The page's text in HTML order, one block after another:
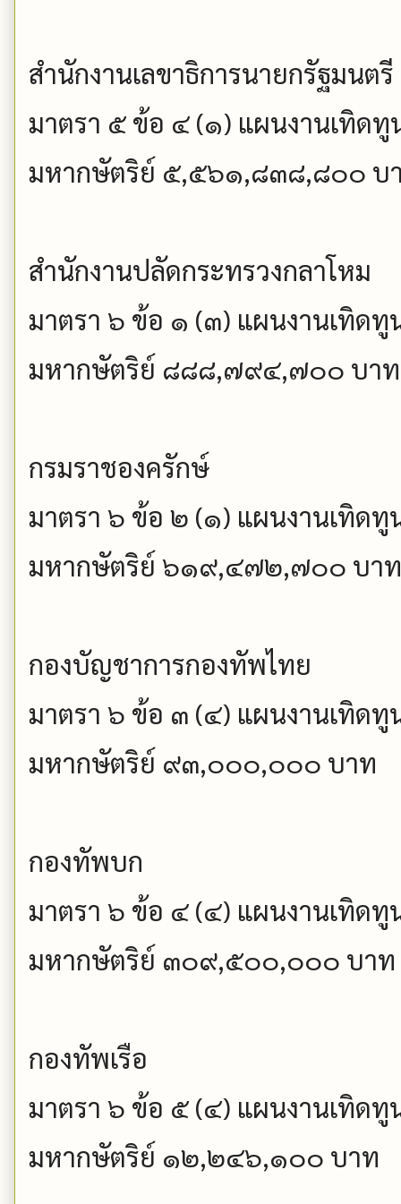
สำนักงานเลขาธิการนายกรัฐมนตรี
มาตรา ๕ ข้อ ๔ (๑) แผนงานเทิด
มหากษัตริย์ ๕,๕๖๑,๘๓๘,๘๐๐ บ
สำนักงานปลัดกระทรวงกลาโหม
มาตรา ๖ ข้อ ๑ (๓) แผนงานเทิด
มหากษัตริย์ ๘๘๘,๗๙๔,๗๐๐ บาท
กรมราชองครักษ์
มาตรา ๖ ข้อ ๒ (๑) แผนงานเทิด
มหากษัตริย์ ๖๑๙,๔๗๒,๗๐๐ บาท
กองบัญชาการกองทัพไทย
มาตรา ๖ ข้อ ๓ (๔) แผนงานเทิด
มหากษัตริย์ ๙๓,๐๐๐,๐๐๐ บาท
กองทัพบก
มาตรา ๖ ข้อ ๔ (๔) แผนงานเทิด
มหากษัตริย์ ๓๐๙,๕๐๐,๐๐๐ บาท
กองทัพเรือ
มาตรา ๖ ข้อ ๕ (๔) แผนงานเทิด
มหากษัตริย์ ๑๒,๒๔๖,๑๐๐ บาท